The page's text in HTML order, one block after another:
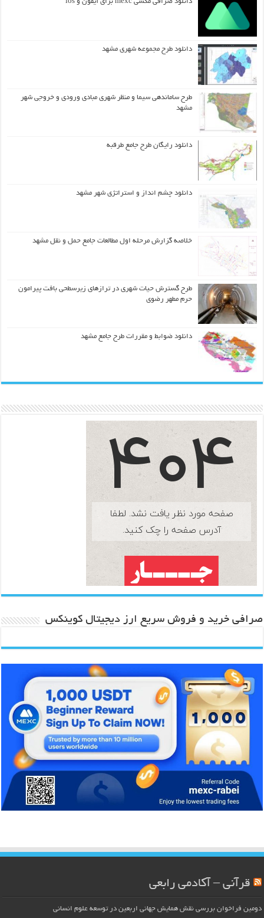
دانلود صرافی مکسی mexc برای آیفون و ios
دانلود طرح مجموعه شهری مشهد
طرح ساماندهی سیما و منظر شهری مبادی ورودی و خروجی شهر
مشهد
دانلود رایگان طرح جامع طرقبه
دانلود چشم انداز و استراتژی شهر مشهد
خلاصه گزارش مرحله اول مطالعات جامع حمل و نقل مشهد
طرح گسترش حیات شهري در ترازهاي زیرسطحی بافت پیرامون
حرم مطهر رضوي
دانلود ضوابط و مقررات طرح جامع مشهد
صرافی خرید و فروش سریع ارز دیجیتال کوینکس
قرآنی – آکادمی رابعی
دومین فراخوان بررسی نقش همایش جهانی اربعین در توسعه علوم انسانی